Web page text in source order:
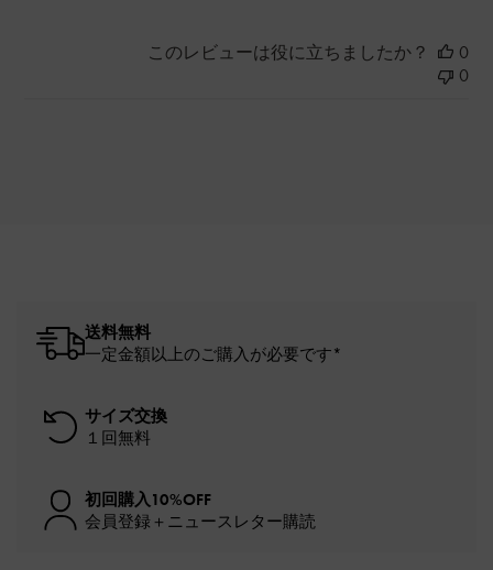
このレビューは役に立ちましたか？
0
0
送料無料
一定金額以上のご購入が必要です*
サイズ交換
１回無料
初回購入10%OFF
会員登録＋ニュースレター購読